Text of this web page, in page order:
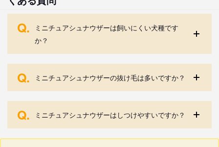
Q.
ミニチュアシュナウザーは飼いにくい犬種です
か？
Q. ミニチュアシュナウザーの抜け毛は多いですか？
Q. ミニチュアシュナウザーはしつけやすいですか？